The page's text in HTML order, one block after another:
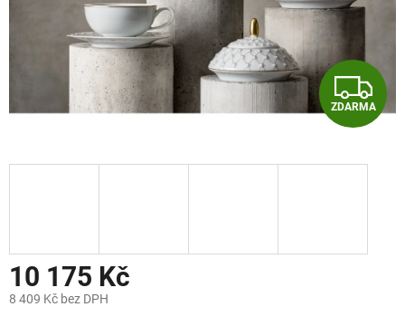
Z
D
ZDARMA
10 175 Kč
8 409 Kč bez DPH